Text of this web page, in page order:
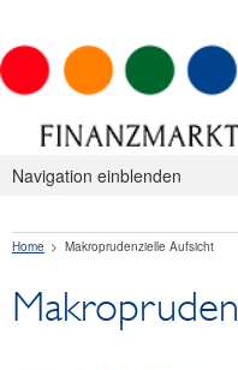
Navigation einblenden
Makroprudenzielle Aufsicht
Ziele und Aufgaben
Home Makroprudenzielle Aufsicht